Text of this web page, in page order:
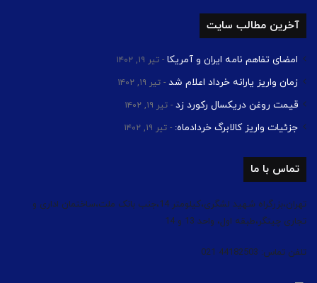
آخرین مطالب سایت
امضای تفاهم نامه ایران و آمریکا تیر ۱۹, ۱۴۰۲
زمان واریز یارانه خرداد اعلام شد تیر ۱۹, ۱۴۰۲
قیمت روغن دریکسال رکورد زد تیر ۱۹, ۱۴۰۲
جزئیات واریز کالابرگ خردادماه: تیر ۱۹, ۱۴۰۲
تماس با ما
تهران،بزرگراه شهید لشگری،کیلومتر 14،جنب بانک ملت،ساختمان اداری و
تجاری چیتگر،طبقه اول، واحد 13 و 14
تلفن تماس: 44182503 021